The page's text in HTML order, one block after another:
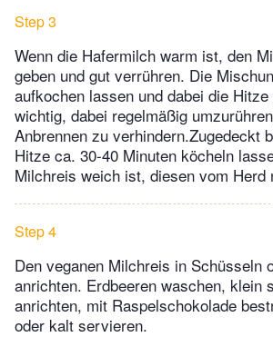
Step 3
Wenn die Hafermilch warm ist, den
geben und gut verrühren. Die
aufkochen lassen und dabei die
wichtig, dabei regelmäßig
Anbrennen zu verhindern.Zugedeckt
Hitze ca. 30-40 Minuten köcheln
Milchreis weich ist, diesen vom Herd
Step 4
Den veganen Milchreis in Schüsseln
anrichten. Erdbeeren waschen, klein
anrichten, mit Raspelschokolade
oder kalt servieren.